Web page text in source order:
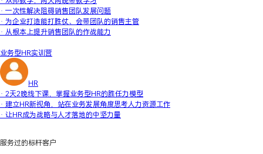
· 一次性解决阻碍销售团队发展问题
· 为企业打造能打胜仗、会带团队的销售主管
· 从根本上提升销售团队的作战能力
业务型HR实训营
HR
· 2天2晚线下课，掌握业务型HR的胜任力模型
· 建立HR新视角，站在业务发展角度思考人力资源工作
· 让HR成为战略与人才落地的中坚力量
服务过的标杆客户